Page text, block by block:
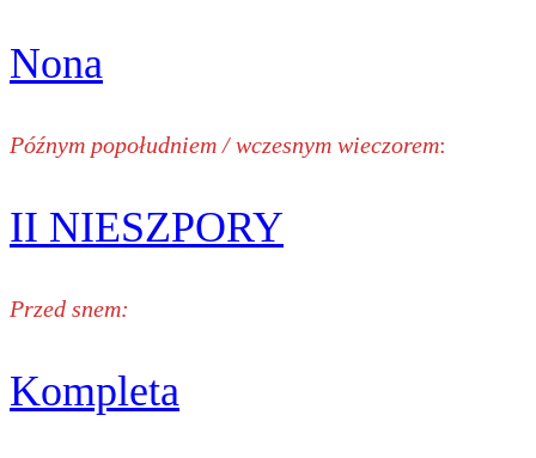
Nona
Późnym popołudniem / wczesnym wieczorem:
II NIESZPORY
Przed snem:
Kompleta